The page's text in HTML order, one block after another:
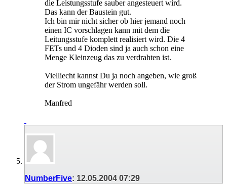
die Leistungsstufe sauber angesteuert wird.
Das kann der Baustein gut.
Ich bin mir nicht sicher ob hier jemand noch
einen IC vorschlagen kann mit dem die
Leitungsstufe komplett realisiert wird. Die 4
FETs und 4 Dioden sind ja auch schon eine
Menge Kleinzeug das zu verdrahten ist.
Vielliecht kannst Du ja noch angeben, wie groß
der Strom ungefähr werden soll.
Manfred
NumberFive: 12.05.2004 07:29